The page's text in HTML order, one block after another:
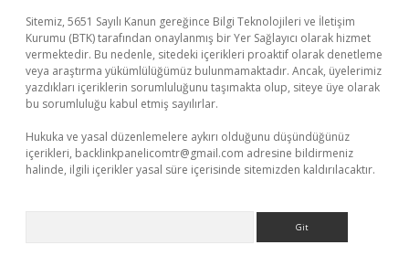
Sitemiz, 5651 Sayılı Kanun gereğince Bilgi Teknolojileri ve İletişim
Kurumu (BTK) tarafından onaylanmış bir Yer Sağlayıcı olarak hizmet
vermektedir. Bu nedenle, sitedeki içerikleri proaktif olarak denetleme
veya araştırma yükümlülüğümüz bulunmamaktadır. Ancak, üyelerimiz
yazdıkları içeriklerin sorumluluğunu taşımakta olup, siteye üye olarak
bu sorumluluğu kabul etmiş sayılırlar.
Hukuka ve yasal düzenlemelere aykırı olduğunu düşündüğünüz
içerikleri, backlinkpanelicomtr@gmail.com adresine bildirmeniz
halinde, ilgili içerikler yasal süre içerisinde sitemizden kaldırılacaktır.